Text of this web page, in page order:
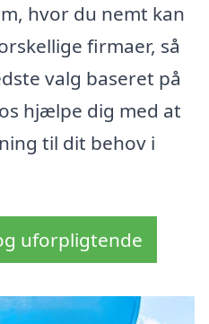
hvor du nemt kan
firmaer, så
valg baseret på
hjælpe dig med at
til dit behov i
uforpligtende